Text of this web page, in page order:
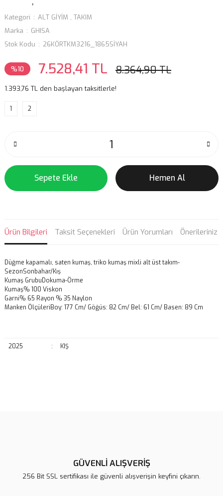
Kategori ALT GİYİM , TAKIM
Marka
GHISA
Stok Kodu
26KÖRTKM3216_1865SİYAH
%10 7.528,41 TL 8.364,90 TL
1.393,76 TL den başlayan taksitlerle!
1 2
Sepete Ekle Hemen Al
Ürün Bilgileri Taksit Seçenekleri Ürün Yorumları Önerileriniz
Düğme kapamalı, saten kumaş, triko kumaş mixli alt üst takım-
SezonSonbahar/Kış
Kumaş GrubuDokuma-Örme
Kumaş% 100 Viskon
Garni% 65 Rayon % 35 Naylon
Manken ÖlçüleriBoy: 177 Cm/ Göğüs: 82 Cm/ Bel: 61 Cm/ Basen: 89 Cm
2025 : KIŞ
Ürün açıklamasında eksik bilgiler bulunuyor.
GÜVENLİ ALIŞVERİŞ
256 Bit SSL sertifikası ile güvenli alışverişin keyfini çıkarın.